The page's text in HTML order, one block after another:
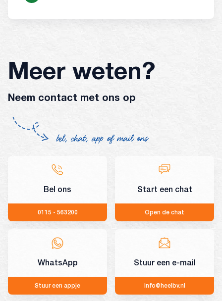
Meer weten?
Neem contact met ons op
bel, chat, app of mail ons
Bel ons
0115 - 563200
Start een chat
Open de chat
WhatsApp
Stuur een appje
Stuur een e-mail
info@heelbv.nl